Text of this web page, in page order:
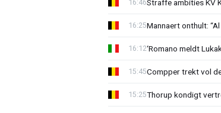
Straffe ambities KV
16:46
Mannaert onthult:
16:25
‘Romano meldt
16:12
Compper trekt vol
15:45
Thorup kondigt
15:25